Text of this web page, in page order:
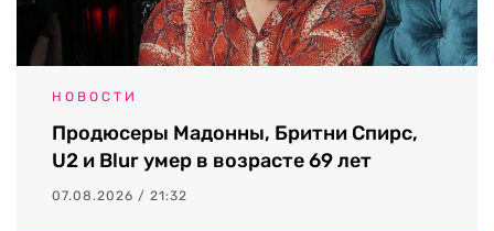
НОВОСТИ
Продюсеры Мадонны, Бритни Спирс,
U2 и Blur умер в возрасте 69 лет
07.08.2026 / 21:32